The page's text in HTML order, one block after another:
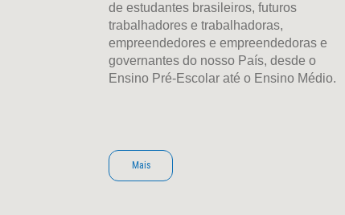
de estudantes brasileiros, futuros
trabalhadores e trabalhadoras,
empreendedores e empreendedoras e
governantes do nosso País, desde o
Ensino Pré-Escolar até o Ensino Médio.
Mais